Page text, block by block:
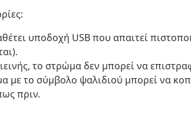
υποδοχή USB που απαιτεί
το στρώμα δεν μπορεί να
με το σύμβολο ψαλιδιού μπορεί να
πριν.